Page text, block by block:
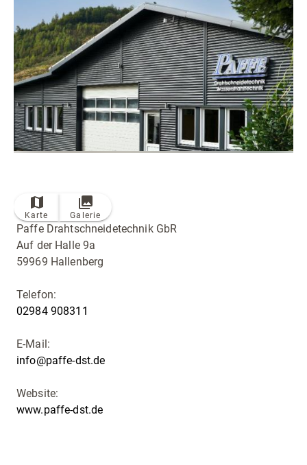
Tourenportal
Tourist-Information
Karte Galerie
Paffe Drahtschneidetechnik GbR
Auf der Halle 9a
59969 Hallenberg
Telefon:
02984 908311
E-Mail:
info@paffe-dst.de
Website:
www.paffe-dst.de